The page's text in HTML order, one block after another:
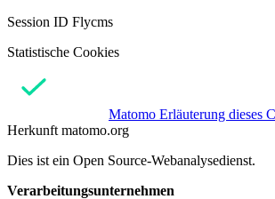
Session ID Flycms
Statistische Cookies
Matomo Erläuterung dieses
Herkunft matomo.org
Dies ist ein Open Source-Webanalysedienst.
Verarbeitungsunternehmen